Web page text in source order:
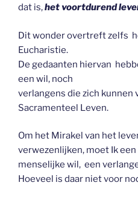
dat is,het voortdurend
Dit wonder overtreft zelfs
Eucharistie.
De gedaanten hiervan
een wil, noch
verlangens die zich
Sacramenteel Leven.
Om het Mirakel van het
verwezenlijken, moet Ik
menselijke wil, een
Hoeveel is daar niet voor